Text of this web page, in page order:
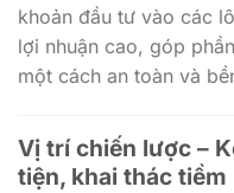
khoản đầu tư vào các
lợi nhuận cao, góp
một cách an toàn và
Vị trí chiến lược –
tiện, khai thác